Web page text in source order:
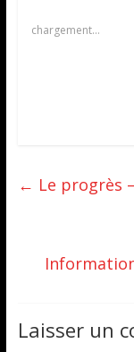
chargement…
← Le progrès
Laisser un